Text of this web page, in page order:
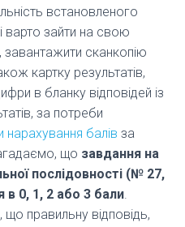
встановленого
варто зайти на свою
завантажити сканкопію
картку результатів,
в бланку відповідей із
за потреби
нарахування балів за
що завдання на
послідовності (№ 27,
в 0, 1, 2 або 3 бали
правильну відповідь,